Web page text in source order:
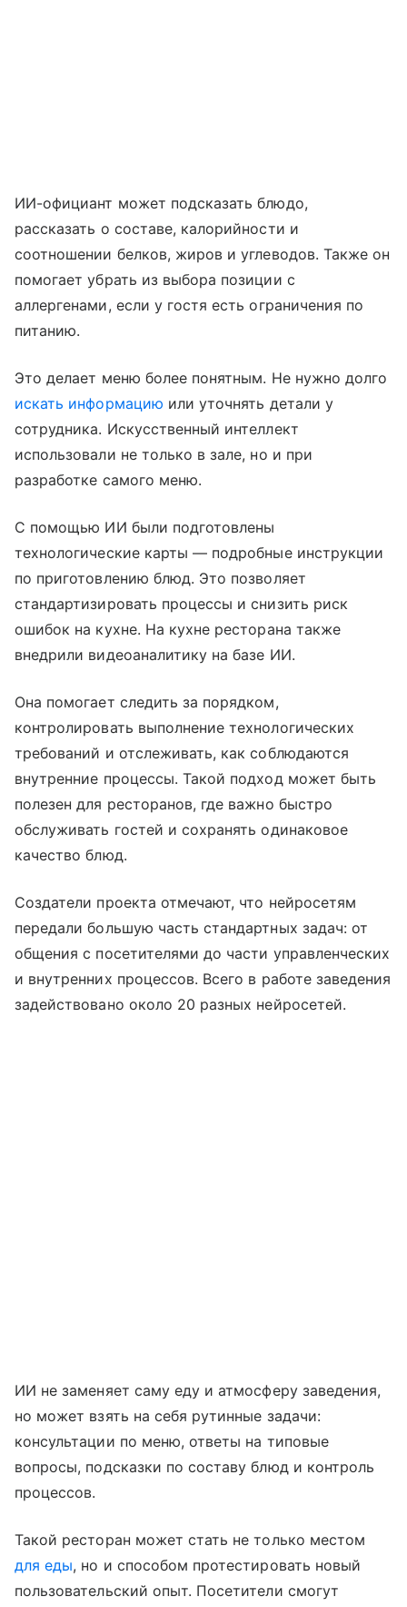
ИИ-официант может подсказать блюдо,
рассказать о составе, калорийности и
соотношении белков, жиров и углеводов. Также он
помогает убрать из выбора позиции с
аллергенами, если у гостя есть ограничения по
питанию.
Это делает меню более понятным. Не нужно долго
искать информацию или уточнять детали у
сотрудника. Искусственный интеллект
использовали не только в зале, но и при
разработке самого меню.
С помощью ИИ были подготовлены
технологические карты — подробные инструкции
по приготовлению блюд. Это позволяет
стандартизировать процессы и снизить риск
ошибок на кухне. На кухне ресторана также
внедрили видеоаналитику на базе ИИ.
Она помогает следить за порядком,
контролировать выполнение технологических
требований и отслеживать, как соблюдаются
внутренние процессы. Такой подход может быть
полезен для ресторанов, где важно быстро
обслуживать гостей и сохранять одинаковое
качество блюд.
Создатели проекта отмечают, что нейросетям
передали большую часть стандартных задач: от
общения с посетителями до части управленческих
и внутренних процессов. Всего в работе заведения
задействовано около 20 разных нейросетей.
ИИ не заменяет саму еду и атмосферу заведения,
но может взять на себя рутинные задачи:
консультации по меню, ответы на типовые
вопросы, подсказки по составу блюд и контроль
процессов.
Такой ресторан может стать не только местом
для еды, но и способом протестировать новый
пользовательский опыт. Посетители смогут